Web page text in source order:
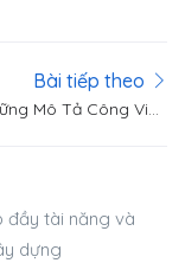
Bài tiếp theo
Mô Tả Công Việc
đầy tài năng và
dựng